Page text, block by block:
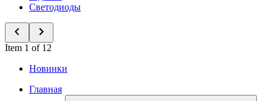
Светодиоды
Item 1 of 12
Новинки
Главная